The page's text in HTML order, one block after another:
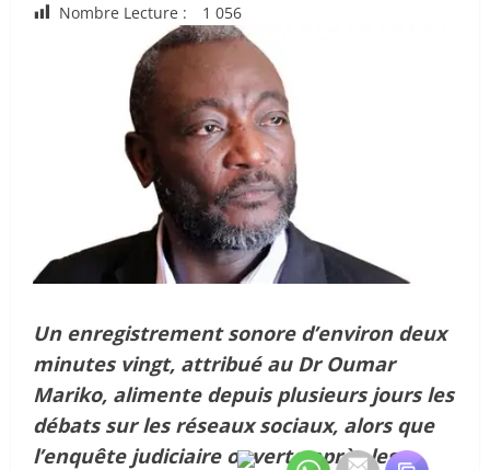
Nombre Lecture : 1 056
Un enregistrement sonore d’environ deux
minutes vingt, attribué au Dr Oumar
Mariko, alimente depuis plusieurs jours les
débats sur les réseaux sociaux, alors que
l’enquête judiciaire ouverte après les